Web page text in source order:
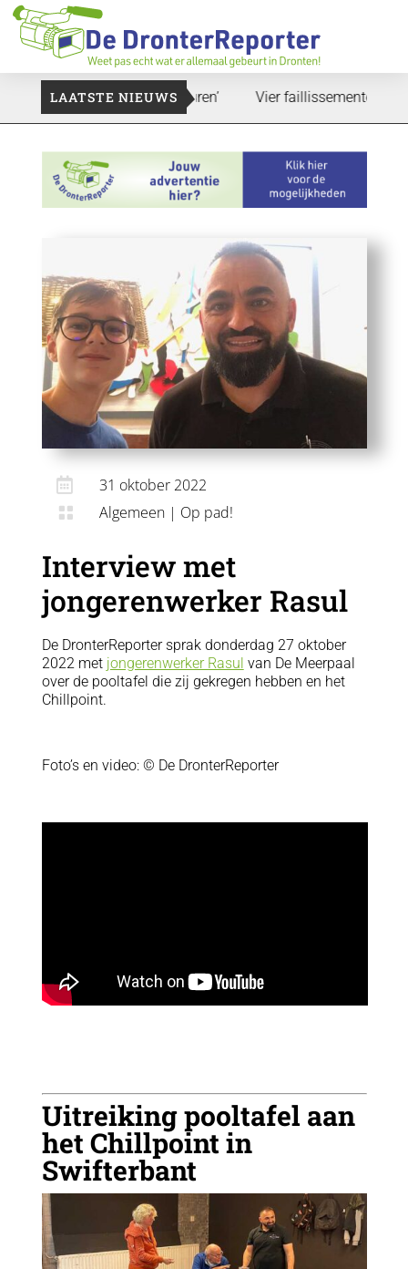
LAATSTE NIEUWS
ook nog wel even duren’ Vier faillissementen in juli:
 31 oktober 2022
 Algemeen | Op pad!
Interview met
jongerenwerker Rasul
De DronterReporter sprak donderdag 27 oktober
2022 met jongerenwerker Rasul van De Meerpaal
over de pooltafel die zij gekregen hebben en het
Chillpoint.
Foto’s en video: © De DronterReporter
Uitreiking pooltafel aan
het Chillpoint in
Swifterbant